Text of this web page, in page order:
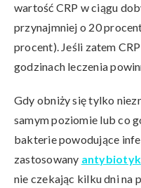
wartość CRP w ciągu
przynajmniej o 20
procent). Jeśli zatem
godzinach leczenia
Gdy obniży się tylko
samym poziomie lub co
bakterie powodujące
zastosowany antybiotyk
nie czekając kilku dni na